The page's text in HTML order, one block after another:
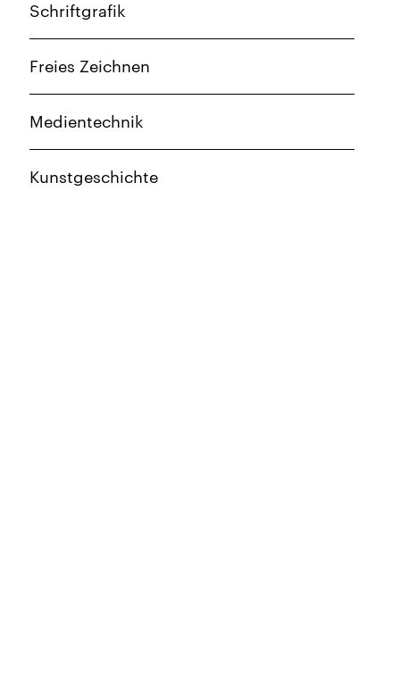
Schriftgrafik
Freies Zeichnen
Medientechnik
Kunstgeschichte